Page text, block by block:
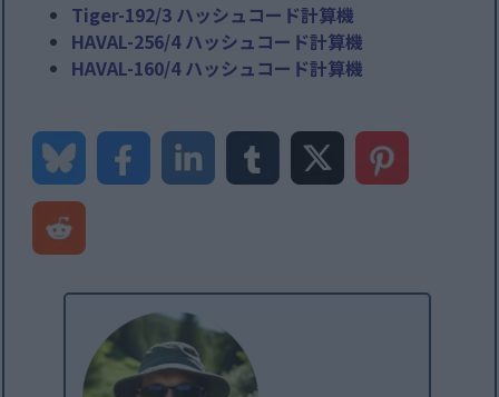
Tiger-192/3 ハッシュコード計算機
HAVAL-256/4 ハッシュコード計算機
HAVAL-160/4 ハッシュコード計算機